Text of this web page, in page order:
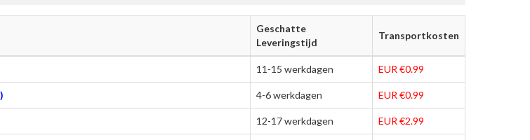
Geschatte
Leveringstijd
Transportkosten
11-15 werkdagen EUR €0.99
4-6 werkdagen EUR €0.99
12-17 werkdagen EUR €2.99